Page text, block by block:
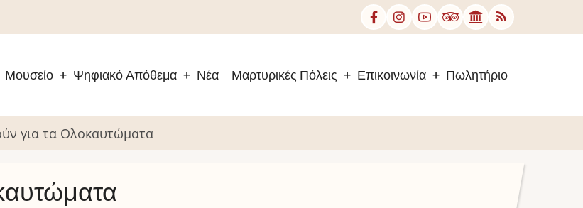
Μουσείο Ψηφιακό Απόθεμα Νέα Μαρτυρικές Πόλεις Επικοινωνία Πωλητήριο
για τα Ολοκαυτώματα